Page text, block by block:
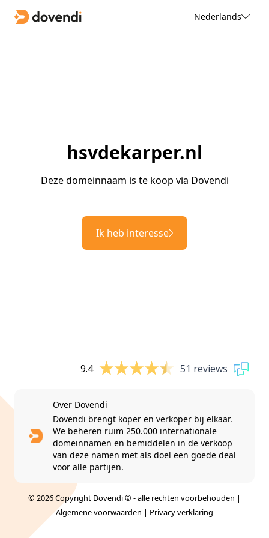
Nederlands
hsvdekarper.nl
Deze domeinnaam is te koop via Dovendi
Ik heb interesse
9.4 51 reviews
Over Dovendi
Dovendi brengt koper en verkoper bij elkaar.
We beheren ruim 250.000 internationale
domeinnamen en bemiddelen in de verkoop
van deze namen met als doel een goede deal
voor alle partijen.
© 2026 Copyright Dovendi © - alle rechten voorbehouden |
Algemene voorwaarden | Privacy verklaring